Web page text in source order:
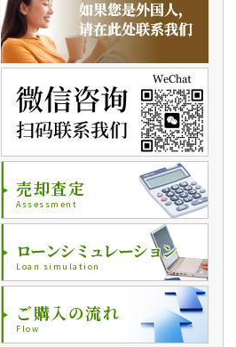
売却査定
Assessment
ローンシミュレーション
Loan simulation
ご購入の流れ
Flow